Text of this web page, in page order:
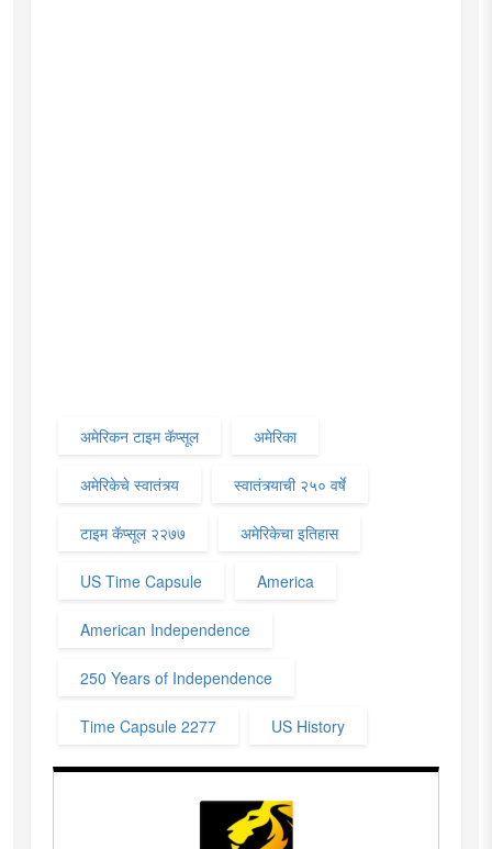
अमेरिकन टाइम कॅप्सूल अमेरिका
अमेरिकेचे स्वातंत्र्य स्वातंत्र्याची २५० वर्षे
टाइम कॅप्सूल २२७७ अमेरिकेचा इतिहास
US Time Capsule America
American Independence
250 Years of Independence
Time Capsule 2277 US History